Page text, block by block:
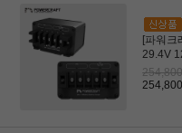
[파워크
29.4V
용